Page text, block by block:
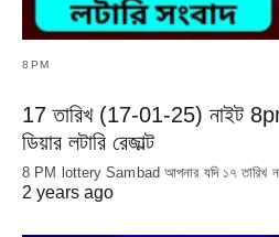
8PM
17 তারিখ (17-01-25) নাইট
ডিয়ার লটারি রেজাল্ট
8 PM lottery Sambad আপনার যদি ১৭ তারিখ
2 years ago